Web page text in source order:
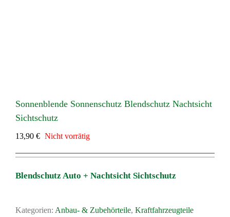
Sonnenblende Sonnenschutz Blendschutz Nachtsicht
Sichtschutz
13,90 € Nicht vorrätig
Blendschutz Auto + Nachtsicht Sichtschutz
Kategorien: Anbau- & Zubehörteile, Kraftfahrzeugteile